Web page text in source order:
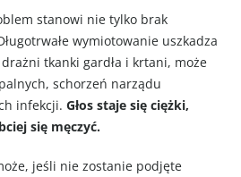
stanowi nie tylko brak
wymiotowanie uszkadza
tkanki gardła i krtani, może
schorzeń narządu
infekcji. Głos staje się ciężki,
się męczyć.
jeśli nie zostanie podjęte